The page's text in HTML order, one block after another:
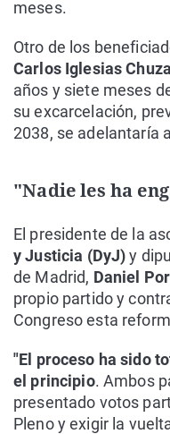
meses.
Otro de los
Carlos Iglesias
años y siete meses
su excarcelación,
2038, se adelantaría
"Nadie les ha
El presidente de la
y Justicia (DyJ)y
de Madrid, Daniel
propio partido y
Congreso esta
"El proceso ha sido
el principio. Ambos
presentado votos
Pleno y exigir la